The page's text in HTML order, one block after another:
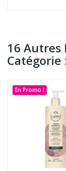
16 Autres
Catégorie :
En Promo !